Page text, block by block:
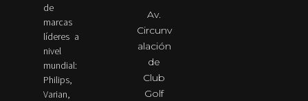
de
marcas
líderes a
nivel
mundial:
Philips,
Varian,
Av.
Circunv
alación
de
Club
Golf